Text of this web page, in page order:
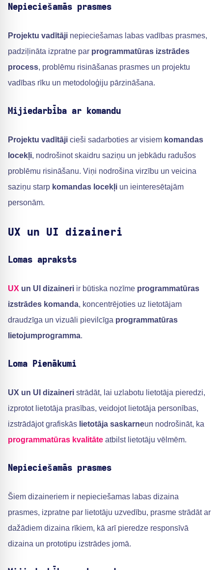
Nepieciešamās prasmes
Projektu vadītāji nepieciešamas labas vadības prasmes,
padziļināta izpratne par programmatūras izstrādes
process, problēmu risināšanas prasmes un projektu
vadības rīku un metodoloģiju pārzināšana.
Mijiedarbība ar komandu
Projektu vadītāji cieši sadarboties ar visiem komandas
locekļi, nodrošinot skaidru saziņu un jebkādu radušos
problēmu risināšanu. Viņi nodrošina virzību un veicina
saziņu starp komandas locekļi un ieinteresētajām
personām.
UX un UI dizaineri
Lomas apraksts
UX un UI dizaineri ir būtiska nozīme programmatūras
izstrādes komanda, koncentrējoties uz lietotājam
draudzīga un vizuāli pievilcīga programmatūras
lietojumprogramma.
Loma Pienākumi
UX un UI dizaineri strādāt, lai uzlabotu lietotāja pieredzi,
izprotot lietotāja prasības, veidojot lietotāja personības,
izstrādājot grafiskās lietotāja saskarneun nodrošināt, ka
programmatūras kvalitāte atbilst lietotāju vēlmēm.
Nepieciešamās prasmes
Šiem dizaineriem ir nepieciešamas labas dizaina
prasmes, izpratne par lietotāju uzvedību, prasme strādāt ar
dažādiem dizaina rīkiem, kā arī pieredze responsīvā
dizaina un prototipu izstrādes jomā.